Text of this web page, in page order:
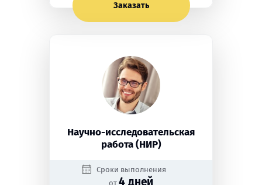
Заказать
Научно-исследовательская
работа (НИР)
Сроки выполнения
от 4 дней